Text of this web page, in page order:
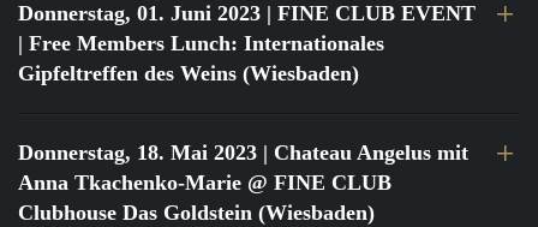
Donnerstag, 01. Juni 2023 | FINE CLUB EVENT
| Free Members Lunch: Internationales
Gipfeltreffen des Weins (Wiesbaden)
Donnerstag, 18. Mai 2023 | Chateau Angelus mit
Anna Tkachenko-Marie @ FINE CLUB
Clubhouse Das Goldstein (Wiesbaden)